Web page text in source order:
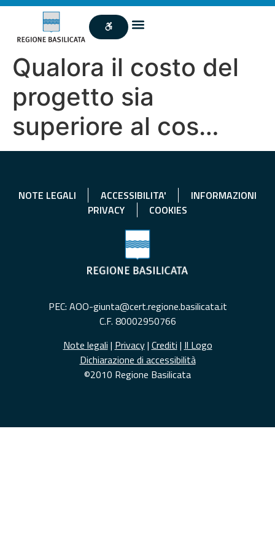
Qualora il costo del
progetto sia
superiore al cos…
NOTE LEGALI ACCESSIBILITA'
INFORMAZIONI
PRIVACY
COOKIES
PEC: AOO-giunta@cert.regione.basilicata.it
C.F. 80002950766
Note legali | Privacy| Crediti | Il Logo
Dichiarazione di accessibilità
©2010 Regione Basilicata